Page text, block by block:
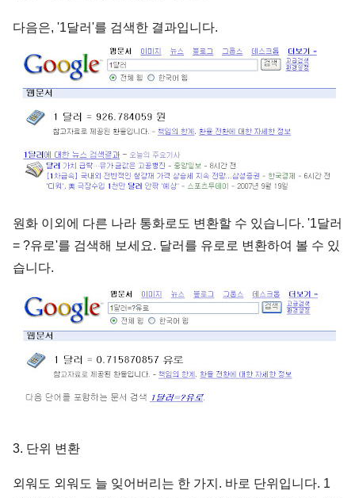
다음은, '1달러'를 검색한 결과입니다.
원화 이외에 다른 나라 통화로도 변환할 수 있습니다. '1달러
= ?유로'를 검색해 보세요. 달러를 유로로 변환하여 볼 수 있
습니다.
3. 단위 변환
외워도 외워도 늘 잊어버리는 한 가지. 바로 단위입니다. 1